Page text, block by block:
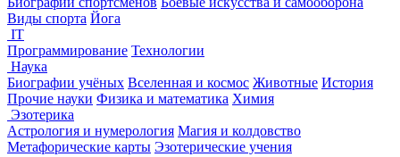
Виды спорта Йога
IT
Программирование Технологии
Наука
Биографии учёных Вселенная и космос Животные История
Прочие науки Физика и математика Химия
Эзотерика
Астрология и нумерология Магия и колдовство
Метафорические карты Эзотерические учения